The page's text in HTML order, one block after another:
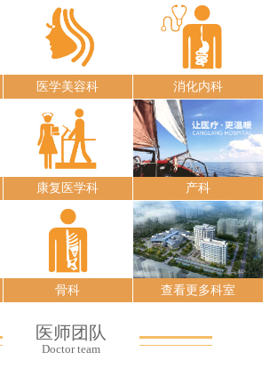
医学美容科 消化内科
康复医学科 产科
骨科 查看更多科室
医师团队
Doctor team